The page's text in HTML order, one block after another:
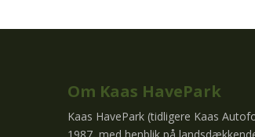
Om Kaas HavePark
Kaas HavePark (tidligere Kaas